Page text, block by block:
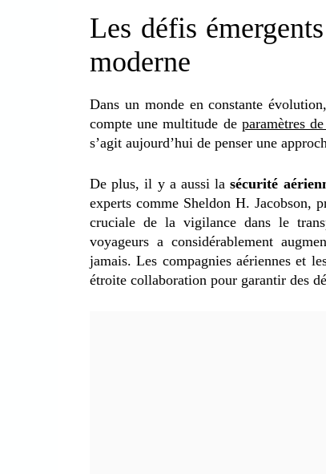
Les défis
moderne
Dans un monde en constante
compte une multitude de paramètres
s’agit aujourd’hui de penser une
De plus, il y a aussi lasécurité
experts comme Sheldon H. Jacobson,
cruciale de la vigilance dans le
voyageurs a considérablement
jamais. Les compagnies aériennes et
étroite collaboration pour garantir des